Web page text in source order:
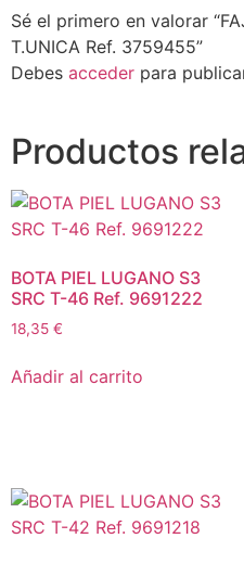
Sé el primero en valorar
T.UNICA Ref. 3759455”
Debes acceder para
Productos
BOTA PIEL LUGANO S3
SRC T-46 Ref. 9691222
18,35 €
Añadir al carrito